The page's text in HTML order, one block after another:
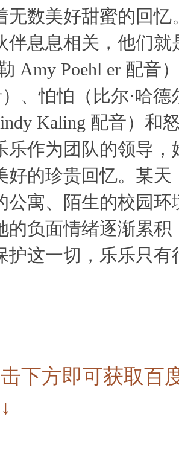
无数美好甜蜜的回
伴息息相关，他们
勒 Amy Poehl er 配
、怕怕（比尔·哈
Kaling 配音）和
乐作为团队的领导
好的珍贵回忆。某
公寓、陌生的校园
的负面情绪逐渐累
这一切，乐乐只
下方即可获取百